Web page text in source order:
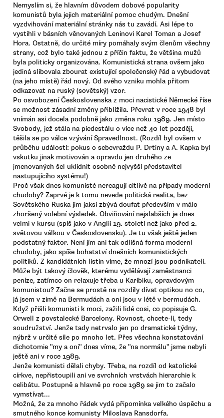
Nemyslím si, že hlavním důvodem dobové popularity
komunistů byla jejich materiální pomoc chudým. Dnešní
vyzdvihování materiální stránky nás tu zavádí. Asi lépe to
vystihli v básních věnovaných Leninovi Karel Toman a Josef
Hora. Ostatně, do určité míry pomáhaly svým členům všechny
strany, což bylo také jednou z příčin faktu, že většina mužů
byla politicky organizována. Komunistická strana ovšem jako
jediná slibovala zbourat existující společenský řád a vybudovat
(na jeho místě) řád nový. Od svého vzniku mohla přitom
odkazovat na ruský (sovětský) vzor.
Po osvobození Československa z moci nacistické Německé říse
se možnost zásadní změny přiblížila. Převrat v roce 1948 byl
vnímán asi docela podobně jako změna roku 1989. Jen místo
Svobody, jež stála na piedestálu o více než 40 let později,
těšila se po válce vzývání Spravedlnost. (Rozdíl byl ovšem v
průběhu událostí: pokus o sebevraždu P. Drtiny a A. Kapka byl
vskutku jinak motivován a opravdu jen druhého ze
jmenovaných šel uklidnit osobně nejvyšší představitel
nastupujícího systému!)
Proč však dnes komunisté nereagují citlivě na případy moderní
chudoby? Zaprvé je k tomu nevede politická realita, bez
Sovětského Ruska jim jaksi zbývá doufat především v málo
zhoršený volební výsledek. Obviňování nejslabších je dnes
velmi v kursu (spíš jako v Anglii 19. století než jako před 2.
světovou válkou v Československu). Je tu však ještě jeden
podstatný faktor. Není jím ani tak odlišná forma moderní
chudoby, jako spíše bohatství dnešních komunistických
politiků. Z kandidátních listin víme, že mnozí jsou podnikateli.
Může být takový člověk, kterému vydělávají zaměstnanci
peníze, zatímco on relaxuje třeba u Karibiku, opravdovým
komunistou? Začne se prostě na rozdíly dívat optikou no co,
já jsem v zimě na Bermudách a oni jsou v létě v bermudách.
Když přišli komunisti k moci, zažili lidé cosi, co popisuje G.
Orwell z povstalecké Barcelony. Rovnost, chcete-li, tedy
soudružství. Jenže tady netrvalo jen po dramatické týdny,
nýbrž v určité síle po mnoho let. Přes všechna konstatování
dichotomie "my a oni" dnes víme, že "na normálu" jsme nebyli
ještě ani v roce 1989.
Jenže komunisti dělali chyby. Třeba, na rozdíl od katolické
církve, nepřistoupili ani ve svrchních vrstvách hierarchie k
celibátu. Postupně a hlavně po roce 1989 se jim to začalo
vymstívat...
Možná, že za mnoho řádek vydá připomínka velkého úspěchu a
smutného konce komunisty Miloslava Ransdorfa.